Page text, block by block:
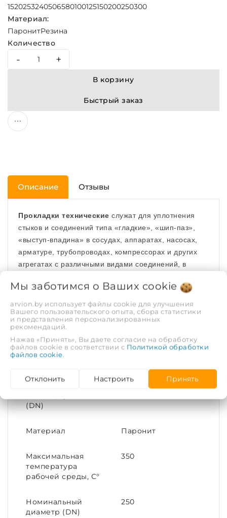
1520253240506580100125150200250300
Материал:
ПаронитРезина
Количество
- +
В корзину
Быстрый заказ
Описание Отзывы
Прокладки технические служат для уплотнения
стыков и соединений типа «гладкие», «шип-паз»,
«выступ-впадина» в сосудах, аппаратах, насосах,
арматуре, трубопроводах, компрессорах и других
агрегатах с различными видами соединений, в
среды использования.
ХАРАКТЕРИСТИКИ
Рабочее давление,
(DN)
Материал Паронит
Максимальная
температура
рабочей среды, С°
350
Номинальный
диаметр (DN)
250
Мы заботимся о Ваших cookie
arvion.by использует файлы cookie для улучшения
Вашего пользовательского опыта, сбора статистики
и представления персонализированных
рекомендаций.
Нажав «Принять», Вы даете согласие на обработку
файлов cookie в соответствии с Политикой обработки
файлов cookie.
Отклонить Настроить Принять